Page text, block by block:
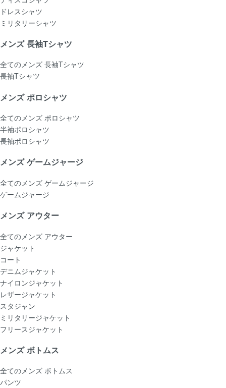
ドレスシャツ
ミリタリーシャツ
メンズ 長袖Tシャツ
全てのメンズ 長袖Tシャツ
長袖Tシャツ
メンズ ポロシャツ
全てのメンズ ポロシャツ
半袖ポロシャツ
長袖ポロシャツ
メンズ ゲームジャージ
全てのメンズ ゲームジャージ
ゲームジャージ
メンズ アウター
全てのメンズ アウター
ジャケット
コート
デニムジャケット
ナイロンジャケット
レザージャケット
スタジャン
ミリタリージャケット
フリースジャケット
メンズ ボトムス
全てのメンズ ボトムス
パンツ